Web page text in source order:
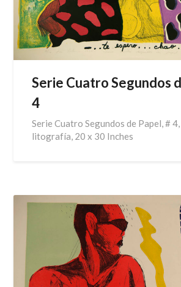
Serie Cuatro Segundos
4
Serie Cuatro Segundos de Papel, #
litografía, 20 x 30 Inches